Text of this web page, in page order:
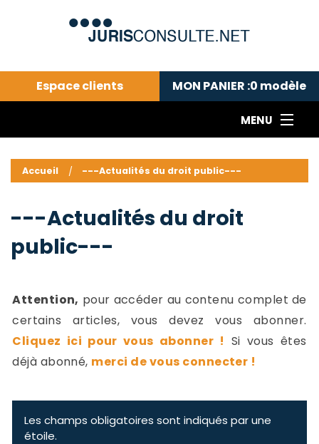
Espace clients MON PANIER :0 modèle
MENU
---Actualités du droit public---
Droit pénal---
Droit privé ---
Abonnement aux actualités
Accueil ---Actualités du droit public---
---Actualités du droit
public---
Attention, pour accéder au contenu complet de
certains articles, vous devez vous abonner.
Cliquez ici pour vous abonner ! Si vous êtes
déjà abonné, merci de vous connecter !
Les champs obligatoires sont indiqués par une
étoile.